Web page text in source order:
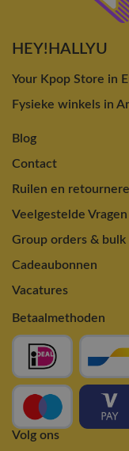
HEY!HALLYU
Your Kpop Store in
Fysieke winkels in
Blog
Contact
Ruilen en
Veelgestelde Vragen
Group orders & bulk
Cadeaubonnen
Vacatures
Betaalmethoden
Volg ons